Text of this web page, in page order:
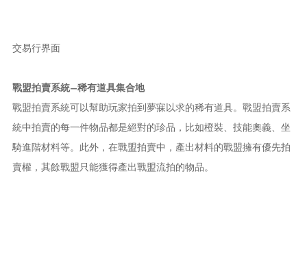
交易行界面
戰盟拍賣系統—稀有道具集合地
戰盟拍賣系統可以幫助玩家拍到夢寐以求的稀有道具。戰盟拍賣系
統中拍賣的每一件物品都是絕對的珍品，比如橙裝、技能奧義、坐
騎進階材料等。此外，在戰盟拍賣中，產出材料的戰盟擁有優先拍
賣權，其餘戰盟只能獲得產出戰盟流拍的物品。